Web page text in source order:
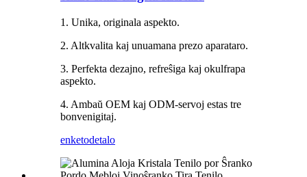
1. Unika, originala aspekto.
2. Altkvalita kaj unuamana prezo aparataro.
3. Perfekta dezajno, refreŝiga kaj okulfrapa
aspekto.
4. Ambaŭ OEM kaj ODM-servoj estas tre
bonvenigitaj.
enketodetalo